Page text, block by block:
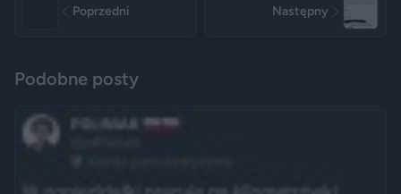
Poprzedni Następny
Podobne posty